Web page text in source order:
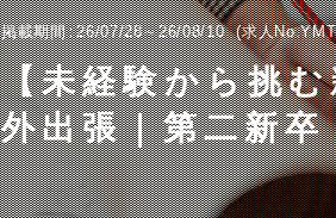
掲載期間 26/07/28～26/08/10 求人
【未経験から挑
外出張｜第二新